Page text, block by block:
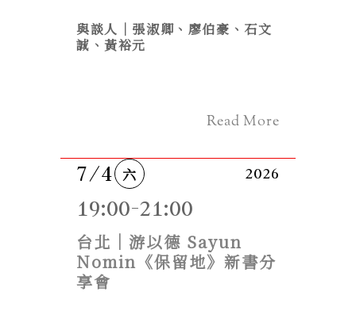
與談人│張淑卿、廖伯豪、石文
誠、黃裕元
Read More
7/4 六 2026
19:00-21:00
台北｜游以德 Sayun
Nomin《保留地》新書分
享會